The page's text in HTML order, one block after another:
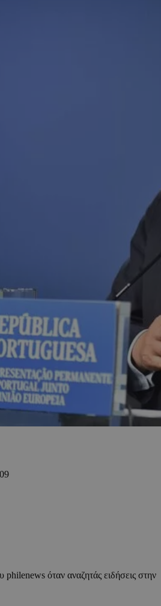
philenews όταν αναζητάς ειδήσεις στην